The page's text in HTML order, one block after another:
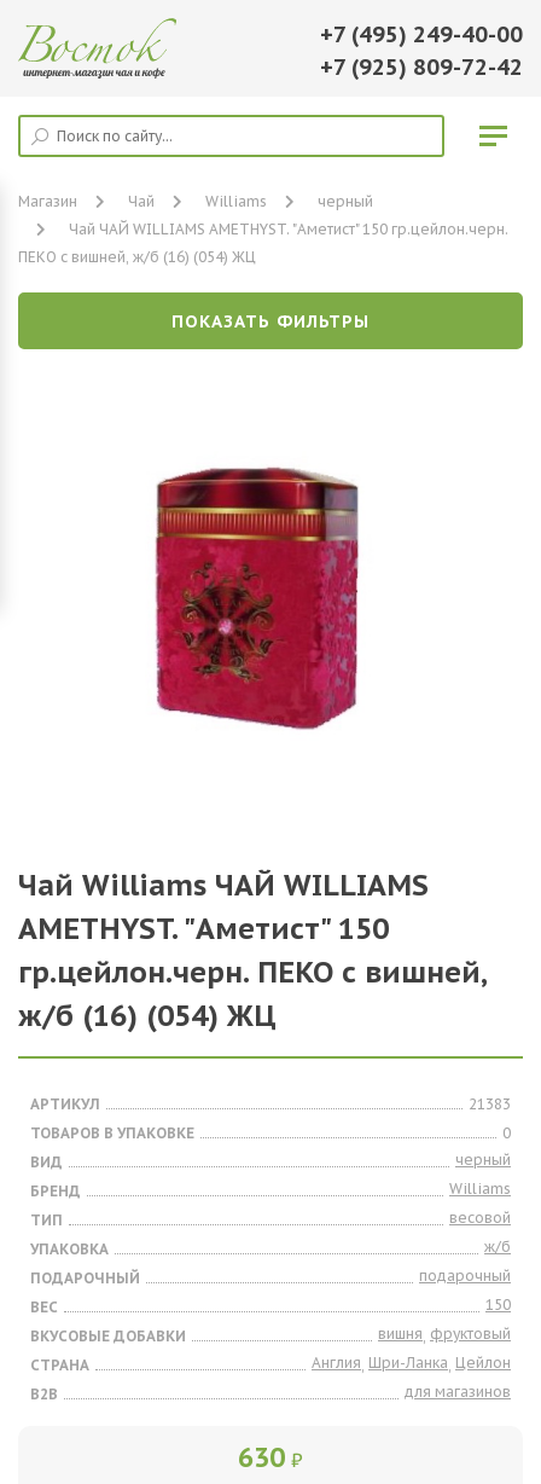
+7 (495) 249-40-00
+7 (925) 809-72-42
Магазин Чай Williams
черный
Чай ЧАЙ WILLIAMS AMETHYST. "Аметист" 150 гр.цейлон.черн.
ПЕКО с вишней, ж/б (16) (054) ЖЦ
ПОКАЗАТЬ ФИЛЬТРЫ
Чай Williams ЧАЙ WILLIAMS
AMETHYST. "Аметист" 150
гр.цейлон.черн. ПЕКО с вишней,
ж/б (16) (054) ЖЦ
АРТИКУЛ
21383
ТОВАРОВ В УПАКОВКЕ
0
ВИД
черный
БРЕНД
Williams
ТИП
весовой
УПАКОВКА
ж/б
ПОДАРОЧНЫЙ
подарочный
ВЕС
150
ВКУСОВЫЕ ДОБАВКИ
вишня, фруктовый
СТРАНА
Англия, Шри-Ланка, Цейлон
B2B
для магазинов
630 ₽